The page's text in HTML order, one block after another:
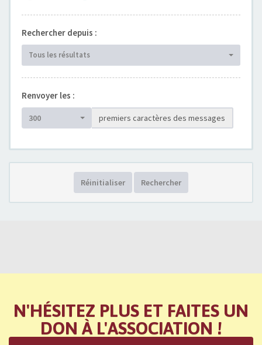
Rechercher depuis :
Tous les résultats
Renvoyer les :
300 premiers caractères des messages
Réinitialiser Rechercher
N'HÉSITEZ PLUS ET FAITES UN
DON À L'ASSOCIATION !